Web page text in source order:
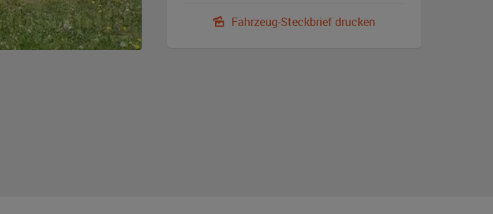
Fahrzeug-Steckbrief drucken